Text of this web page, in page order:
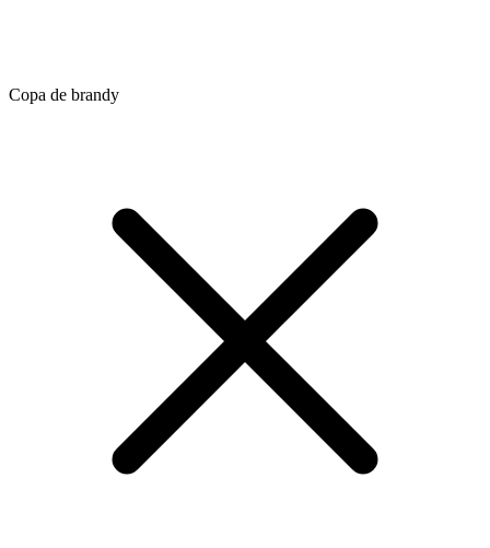
Copa de brandy